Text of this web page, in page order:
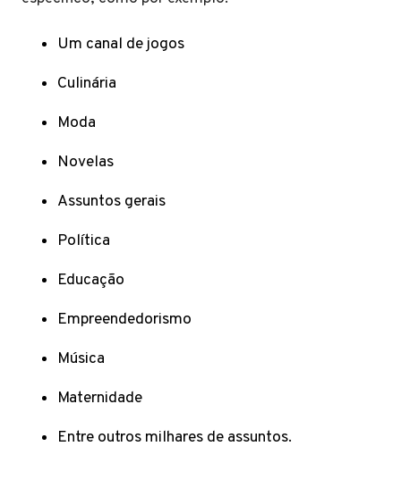
Um canal de jogos
Culinária
Moda
Novelas
Assuntos gerais
Política
Educação
Empreendedorismo
Música
Maternidade
Entre outros milhares de assuntos.